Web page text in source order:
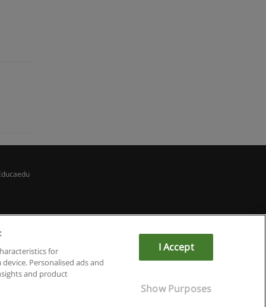
for
Personalised ads and
and product
I Accept
Show Purposes